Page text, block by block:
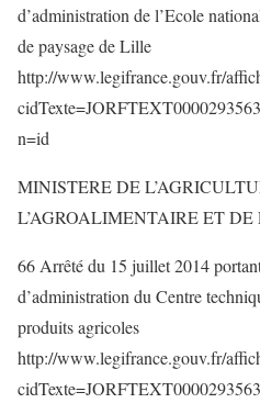
d’administration de l’Ecole
de paysage de Lille
http://www.legifrance.gouv.fr/
n=id
MINISTERE DE
L’AGROALIMENTAIRE ET
66 Arrêté du 15 juillet 2014
d’administration du Centre
produits agricoles
http://www.legifrance.gouv.fr/